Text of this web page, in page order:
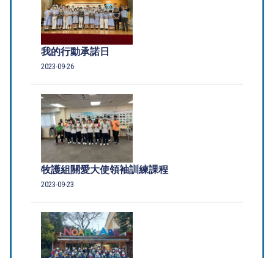
我的行動承諾日
2023-09-26
牧護組關愛大使領袖訓練課程
2023-09-23